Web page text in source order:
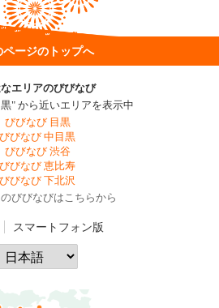
ページのトップへ
エリアのびびなび
" から近いエリアを表示中
びびなび 目黒
びびなび 中目黒
びびなび 渋谷
びびなび 恵比寿
びびなび 下北沢
びびなびはこちらから
スマートフォン版